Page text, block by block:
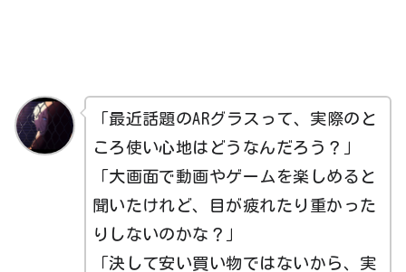
「最近話題のARグラスって、実際のと
ころ使い心地はどうなんだろう？」
「大画面で動画やゲームを楽しめると
聞いたけれど、目が疲れたり重かった
りしないのかな？」
「決して安い買い物ではないから、実